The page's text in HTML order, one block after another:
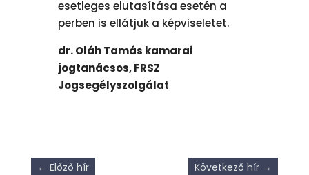
esetleges elutasítása esetén a
perben is ellátjuk a képviseletet.
dr. Oláh Tamás kamarai
jogtanácsos, FRSZ
Jogsegélyszolgálat
← Előző hír Következő hír →